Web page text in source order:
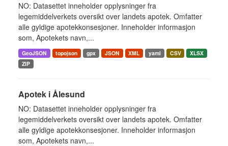
NO: Datasettet inneholder opplysninger fra
legemiddelverkets oversikt over landets apotek. Omfatter
alle gyldige apotekkonsesjoner. Inneholder informasjon
som, Apotekets navn,...
GeoJSON topojson gpx JSON XML yaml CSV
XLSX
ZIP
Apotek i Ålesund
NO: Datasettet inneholder opplysninger fra
legemiddelverkets oversikt over landets apotek. Omfatter
alle gyldige apotekkonsesjoner. Inneholder informasjon
som, Apotekets navn,...